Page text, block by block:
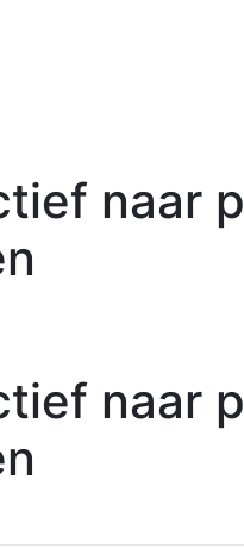
naar
naar